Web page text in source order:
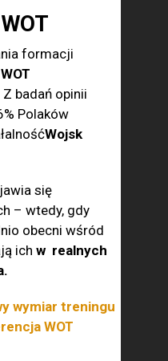
formacji
WOT
badań opinii
Polaków
Wojsk
się
– wtedy, gdy
obecni wśród
ich w realnych
wymiar treningu
WOT